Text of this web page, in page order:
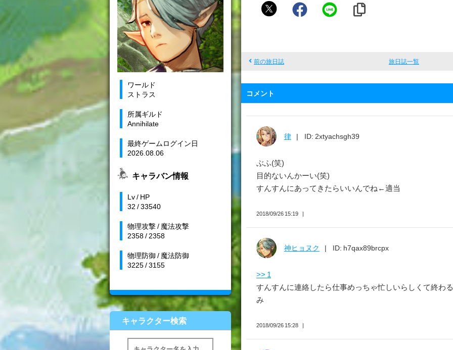
ワールド
ストラス
所属ギルド
Annihilate
最終ゲームログイン日
2026.08.06
キャラバン情報
Lv / HP
32 / 33540
物理攻撃 / 魔法攻撃
2358 / 2358
物理防御 / 魔法防御
3225 / 3155
キャラクター検索
神
ク
前の旅日誌 旅日誌一覧
コメント
律 ID: 2xtyachsgh39
ぶふ(笑)
目的ないんかーい(笑)
すんすんにあってきたらいいんでね←適当
2018/09/26 15:19
神ヒョヌク ID: h7qax89brcpx
>> 1
すんすんに連絡したら仕事めっちゃ忙しいらしくて終わ
み
2018/09/26 15:28